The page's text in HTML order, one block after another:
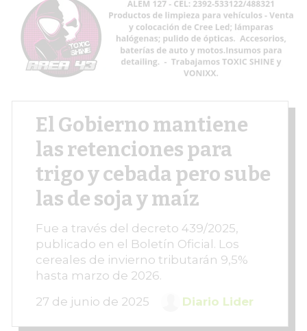
El Gobierno mantiene
las retenciones para
trigo y cebada pero sube
las de soja y maíz
Fue a través del decreto 439/2025,
publicado en el Boletín Oficial. Los
cereales de invierno tributarán 9,5%
hasta marzo de 2026.
27 de junio de 2025
Diario Lider